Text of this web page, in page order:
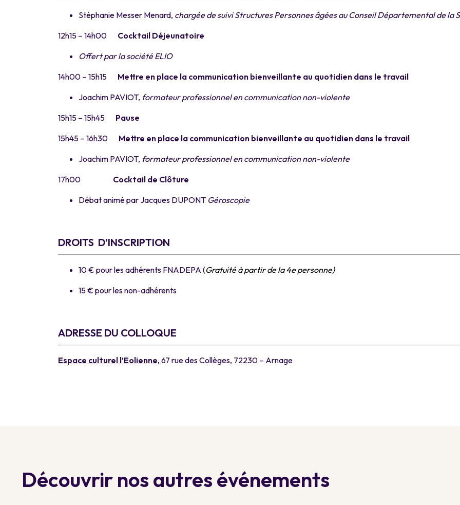
Stéphanie Messer Menard, chargée de suivi Structures Personnes âgées au Conseil Départemental de la
12h15 – 14h00 Cocktail Déjeunatoire
Offert par la société ELIO
14h00 – 15h15
Mettre en place la communication bienveillante au quotidien dans le travail
Joachim PAVIOT, formateur professionnel en communication non-violente
15h15 – 15h45
Pause
15h45 – 16h30 Mettre en place la communication bienveillante au quotidien dans le travail
Joachim PAVIOT, formateur professionnel en communication non-violente
17h00 Cocktail de Clôture
Débat animé par Jacques DUPONT Géroscopie
DROITS D’INSCRIPTION
10 € pour les adhérents FNADEPA (Gratuité à partir de la 4e personne)
15 € pour les non-adhérents
ADRESSE DU COLLOQUE
Espace culturel l’Eolienne,67 rue des Collèges, 72230 – Arnage
Découvrir nos autres événements